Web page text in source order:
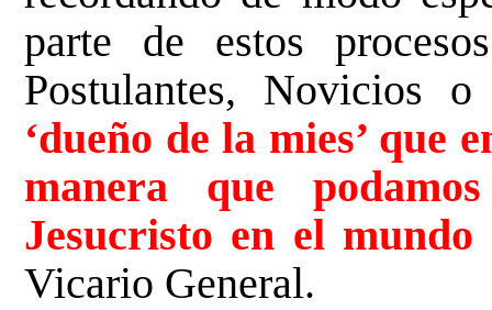
parte de estos
Postulantes, Novicios o
‘dueño de la mies’ que
manera que
Jesucristo en el mundo
Vicario General.